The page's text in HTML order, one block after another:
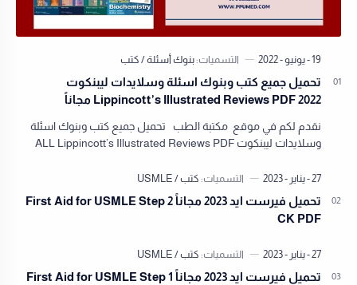
تحميل جميع كتب وبنوك اسئلة وسلايدات ليبنكوت
Lippincott’s Illustrated Reviews PDF 2022 مجاناً
نقدم لكم في موقع مكتبة الطب تحميل جميع كتب وبنوك اسئلة
وسلايدات ليبنكوت ALL Lippincott’s Illustrated Reviews PDF
تحميل فيرست ايد 2023 مجاناً First Aid for USMLE Step 2
CK PDF
تحميل فيرست ايد 2023 مجاناً First Aid for USMLE Step 1